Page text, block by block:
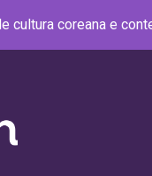
cultura coreana e